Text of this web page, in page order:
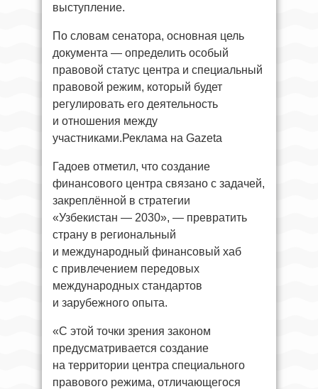
выступление.
По словам сенатора, основная цель
документа — определить особый
правовой статус центра и специальный
правовой режим, который будет
регулировать его деятельность
и отношения между
участниками.Реклама на Gazeta
Гадоев отметил, что создание
финансового центра связано с задачей,
закреплённой в стратегии
«Узбекистан — 2030», — превратить
страну в региональный
и международный финансовый хаб
с привлечением передовых
международных стандартов
и зарубежного опыта.
«С этой точки зрения законом
предусматривается создание
на территории центра специального
правового режима, отличающегося